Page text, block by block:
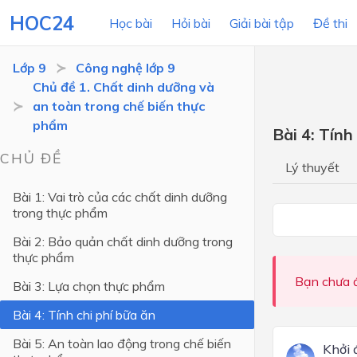
HOC24 Học bài Hỏi bài Giải bài tập Đề thi
LỚP HỌC
Lớp 10
Lớp 9
Lớp 7
Lớp 6
Lớp 9
Công nghệ lớp 9
Chủ đề 1. Chất dinh dưỡng và
an toàn trong chế biến thực
phẩm
CHỦ ĐỀ
Bài 1: Vai trò của các chất dinh dưỡng
trong thực phẩm
Bài 2: Bảo quản chất dinh dưỡng trong
thực phẩm
Bài 3: Lựa chọn thực phẩm
Bài 4: Tính chi phí bữa ăn
Bài 5: An toàn lao động trong chế biến
Bài 4:
Lý thuyết
Bạn chưa
Khởi